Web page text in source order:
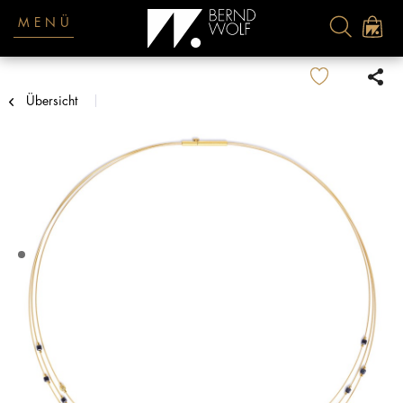
MENÜ
Übersicht